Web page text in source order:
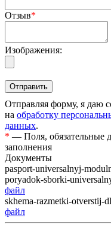
Отзыв*
Изображения:
Отправляя форму, я даю
на обработку
данных.
* — Поля, обязательные
заполнения
Документы
pasport-universalnyj-
poryadok-sborki-
файл
skhema-razmetki-otverstij-
файл